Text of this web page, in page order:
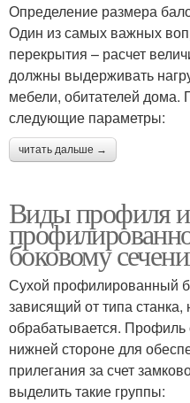
Определение размера
Один из самых важных
перекрытия – расчет
должны выдерживать
мебели, обитателей дома.
следующие параметры:
читать дальше →
Виды профиля
боковому
Сухой профилированный
зависящий от типа станка,
обрабатывается. Профиль
нижней стороне для
прилегания за счет
выделить такие группы: